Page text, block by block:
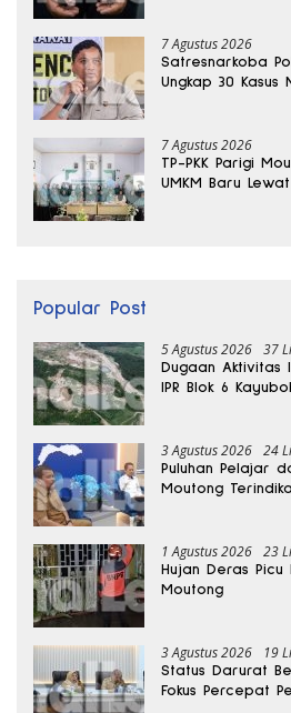
7 Agustus 2026
Satresnarkoba
Ungkap 30 Kasus
7 Agustus 2026
TP-PKK Parigi
UMKM Baru
Popular Post
5 Agustus 2026 37
Dugaan Aktivitas
IPR Blok 6
3 Agustus 2026 24
Puluhan Pelajar
Moutong
1 Agustus 2026 23
Hujan Deras
Moutong
3 Agustus 2026 19
Status Darurat
Fokus Percepat